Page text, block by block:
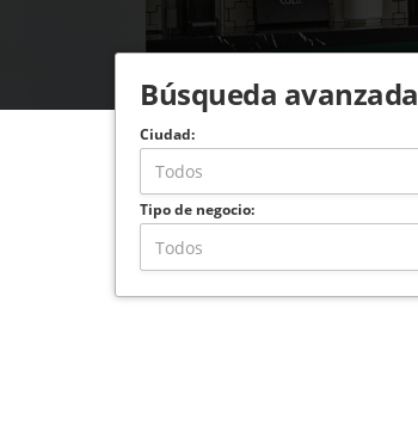
Búsqueda avanzada
Ciudad:
Todos
Tipo de negocio:
Todos